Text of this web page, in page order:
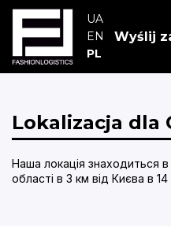
Skip
content
UA
EN
PL
Wyślij
Lokalizacja dla
Наша локація знаходиться в
області в 3 км від Києва в